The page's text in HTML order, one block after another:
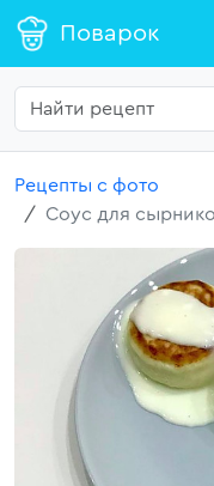
Поварок
Рецепты с фото
Соус для